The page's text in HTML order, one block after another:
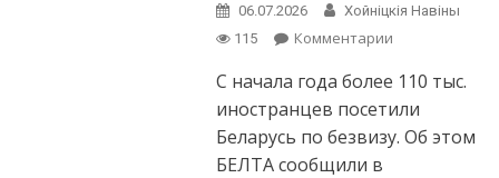
06.07.2026
Хойнiцкiя Навiны
115
Комментарииon
110
тыс.
иностранцев
посетили
С начала года более 110 тыс.
иностранцев посетили
Беларусь по безвизу. Об этом
БЕЛТА сообщили в